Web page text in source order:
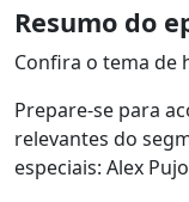
Resumo do
Confira o tema de
Prepare-se para
relevantes do
especiais: Alex